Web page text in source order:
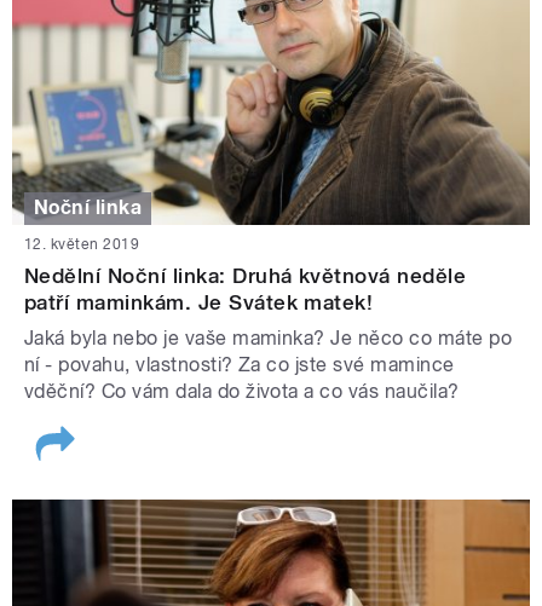
Noční linka
12. květen 2019
Nedělní Noční linka: Druhá květnová neděle
patří maminkám. Je Svátek matek!
Jaká byla nebo je vaše maminka? Je něco co máte po
ní - povahu, vlastnosti? Za co jste své mamince
vděční? Co vám dala do života a co vás naučila?